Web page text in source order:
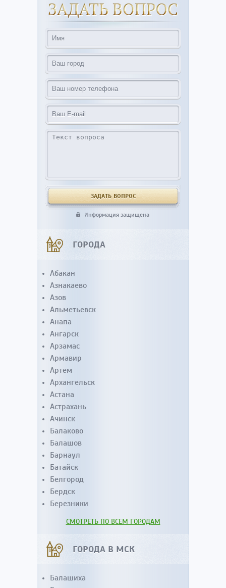
Информация защищена
ГОРОДА
Абакан
Азнакаево
Азов
Альметьевск
Анапа
Ангарск
Арзамас
Армавир
Артем
Архангельск
Астана
Астрахань
Ачинск
Балаково
Балашов
Барнаул
Батайск
Белгород
Бердск
Березники
СМОТРЕТЬ ПО ВСЕМ ГОРОДАМ
ГОРОДА В МСК
Балашиха